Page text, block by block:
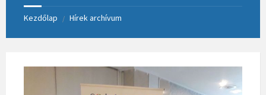
Kezdőlap / Hírek archívum